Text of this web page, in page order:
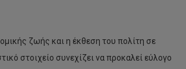
ζωής και η έκθεση του πολίτη σε
στοιχείο συνεχίζει να προκαλεί εύλογο